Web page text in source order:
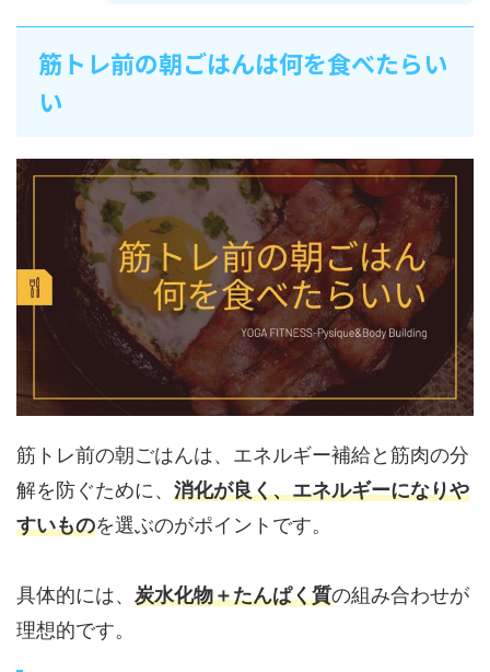
筋トレ前の朝ごはんは何を食べたらい
い
筋トレ前の朝ごはんは、エネルギー補給と筋肉の分
解を防ぐために、 消化が良く、エネルギーになりや
すいものを選ぶのがポイントです。
具体的には、 炭水化物＋たんぱく質の組み合わせが
理想的です。